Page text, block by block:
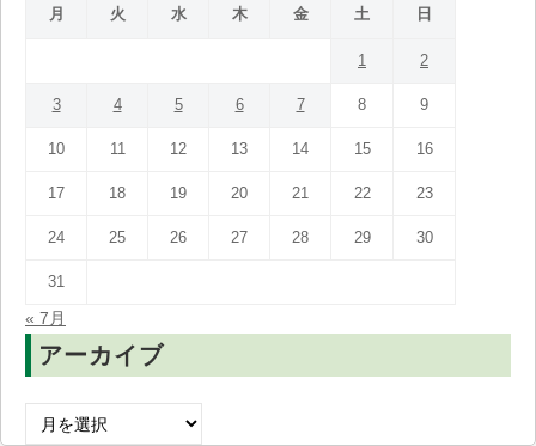
月 火 水 木 金 土 日
1 2
3 4 5 6 7 8 9
10 11 12 13 14 15 16
17 18 19 20 21 22 23
24 25 26 27 28 29 30
31
« 7月
アーカイブ